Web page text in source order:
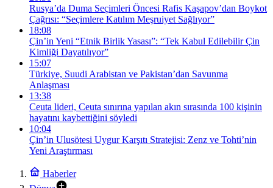
Rusya’da Duma Seçimleri Öncesi Rafis Kaşapov’dan Boykot
Çağrısı: “Seçimlere Katılım Meşruiyet Sağlıyor”
18:08
Çin’in Yeni “Etnik Birlik Yasası”: “Tek Kabul Edilebilir Çin
Kimliği Dayatılıyor”
15:07
Türkiye, Suudi Arabistan ve Pakistan’dan Savunma
Anlaşması
13:38
Ceuta lideri, Ceuta sınırına yapılan akın sırasında 100 kişinin
hayatını kaybettiğini söyledi
10:04
Çin’in Ulusötesi Uygur Karşıtı Stratejisi: Zenz ve Tohti’nin
Yeni Araştırması
Haberler